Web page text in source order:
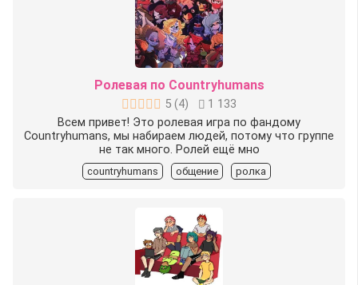
Ролевая по Countryhumans
5 (4)
1 133
Всем привет! Это ролевая игра по фандому
Countryhumans, мы набираем людей, потому что группе
не так много. Ролей ещё мно
countryhumans общение ролка